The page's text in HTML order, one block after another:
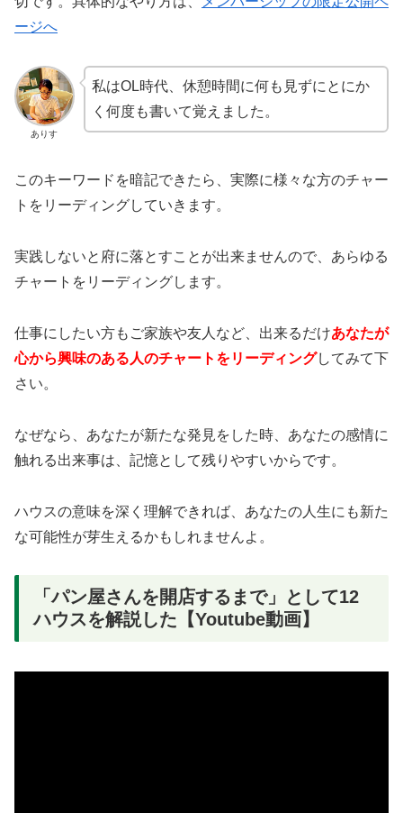
ージへ
ありす
私はOL時代、休憩時間に何も見ずにとにか
く何度も書いて覚えました。
このキーワードを暗記できたら、実際に様々な方のチャー
トをリーディングしていきます。
実践しないと府に落とすことが出来ませんので、あらゆる
チャートをリーディングします。
仕事にしたい方もご家族や友人など、出来るだけあなたが
心から興味のある人のチャートをリーディングしてみて下
さい。
なぜなら、あなたが新たな発見をした時、あなたの感情に
触れる出来事は、記憶として残りやすいからです。
ハウスの意味を深く理解できれば、あなたの人生にも新た
な可能性が芽生えるかもしれませんよ。
「パン屋さんを開店するまで」として12
ハウスを解説した【Youtube動画】